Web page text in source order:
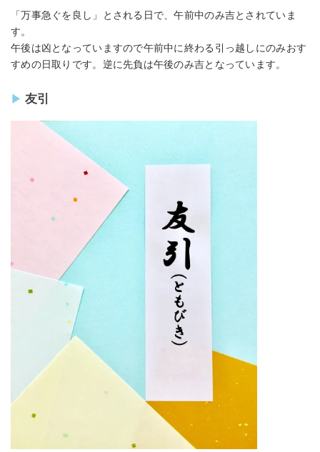
「万事急ぐを良し」とされる日で、午前中のみ吉とされていま
す。
午後は凶となっていますので午前中に終わる引っ越しにのみおす
すめの日取りです。逆に先負は午後のみ吉となっています。
友引